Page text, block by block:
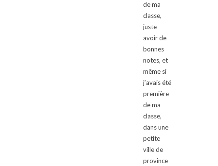
de ma
classe,
juste
avoir de
bonnes
notes, et
même si
j’avais été
première
de ma
classe,
dans une
petite
ville de
province